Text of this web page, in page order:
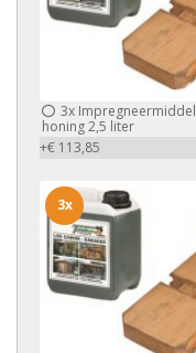
3x Impregneermiddel
honing 2,5 liter
+€ 113,85
3x